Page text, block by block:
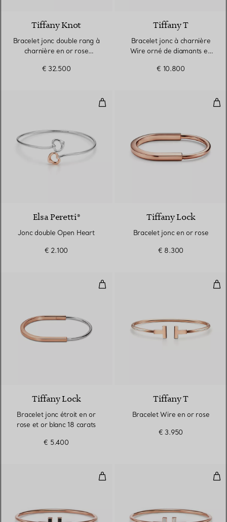
Tiffany Knot
Bracelet jonc double rang à
charnière en or rose
€ 32.500
Tiffany T
Bracelet jonc à charnière
Wire orné de diamants en
€ 10.800
Jonc double Open Heart
Elsa Peretti®
Jonc double Open Heart
€ 2.100
Tiffany Lock
Bracelet jonc en or rose
€ 8.300
Bracelet jonc étroit en or rose
Tiffany Lock
Bracelet jonc étroit en or
rose et or blanc 18 carats
€ 5.400
Tiffany T
Bracelet Wire en or rose
€ 3.950
Bracelet Wire orné d’onyx noir